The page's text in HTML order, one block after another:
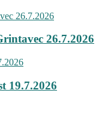
26.7.2026
19.7.2026